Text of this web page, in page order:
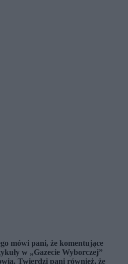
mówi pani, że komentujące
w „Gazecie Wyborczej”
Twierdzi pani również, że